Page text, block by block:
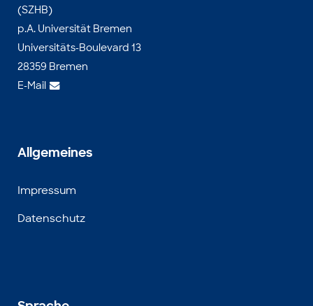
(SZHB)
p.A. Universität Bremen
Universitäts-Boulevard 13
28359 Bremen
E-Mail
Allgemeines
Impressum
Datenschutz